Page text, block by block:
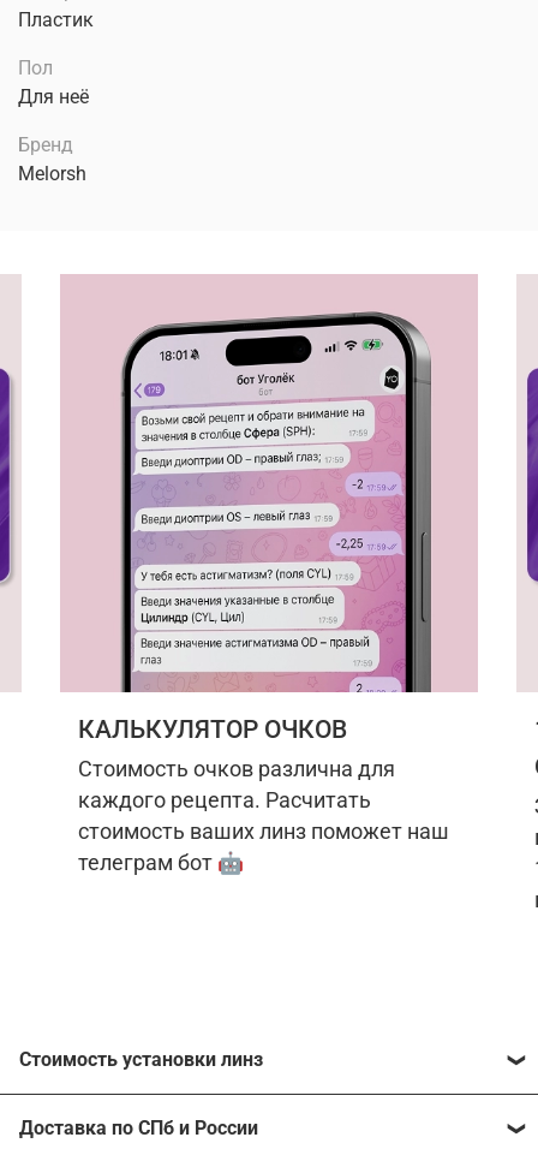
Пластик
Пол
Для неё
Бренд
Melorsh
КАЛЬКУЛЯТОР ОЧКОВ
Стоимость очков различна для
каждого рецепта. Расчитать
стоимость ваших линз поможет наш
телеграм бот 🤖
Стоимость установки линз
Расчитать стоимость ваших линз поможет
Доставка по СПб и России